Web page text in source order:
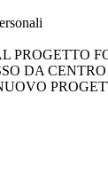
PROGETTO
DA